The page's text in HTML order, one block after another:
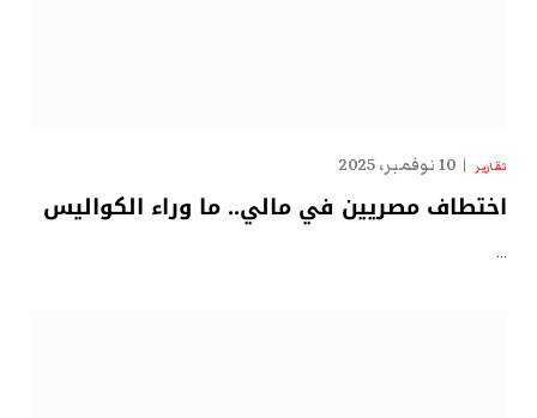
تقارير 10 نوفمبر، 2025
اختطاف مصريين في مالي.. ما وراء الكواليس
…